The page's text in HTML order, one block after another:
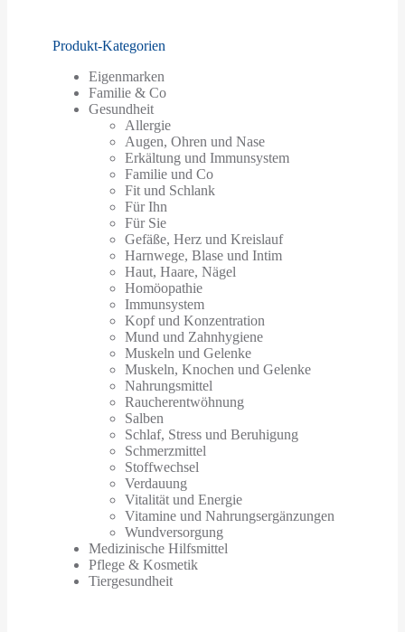
Produkt-Kategorien
Eigenmarken
Familie & Co
Gesundheit
Allergie
Augen, Ohren und Nase
Erkältung und Immunsystem
Familie und Co
Fit und Schlank
Für Ihn
Für Sie
Gefäße, Herz und Kreislauf
Harnwege, Blase und Intim
Haut, Haare, Nägel
Homöopathie
Immunsystem
Kopf und Konzentration
Mund und Zahnhygiene
Muskeln und Gelenke
Muskeln, Knochen und Gelenke
Nahrungsmittel
Raucherentwöhnung
Salben
Schlaf, Stress und Beruhigung
Schmerzmittel
Stoffwechsel
Verdauung
Vitalität und Energie
Vitamine und Nahrungsergänzungen
Wundversorgung
Medizinische Hilfsmittel
Pflege & Kosmetik
Tiergesundheit